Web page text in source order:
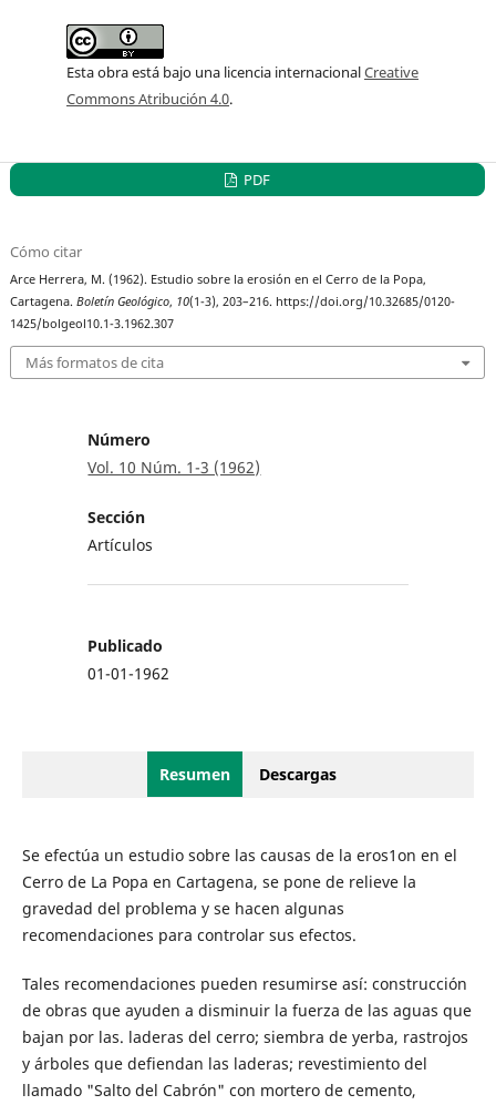
Esta obra está bajo una licencia internacionalCreative
Commons Atribución 4.0.
PDF
Cómo citar
Arce Herrera, M. (1962). Estudio sobre la erosión en el Cerro de la Popa,
Cartagena.Boletín Geológico, 10(1-3), 203–216. https://doi.org/10.32685/0120-
1425/bolgeol10.1-3.1962.307
Más formatos de cita
Número
Vol. 10 Núm. 1-3 (1962)
Sección
Artículos
Publicado
01-01-1962
Resumen Descargas
Se efectúa un estudio sobre las causas de la eros1on en el
Cerro de La Popa en Cartagena, se pone de relieve la
gravedad del problema y se hacen algunas
recomendaciones para controlar sus efectos.
Tales recomendaciones pueden resumirse así: construcción
de obras que ayuden a disminuir la fuerza de las aguas que
bajan por las. laderas del cerro; siembra de yerba, rastrojos
y árboles que defiendan las laderas; revestimiento del
llamado "Salto del Cabrón" con mortero de cemento,